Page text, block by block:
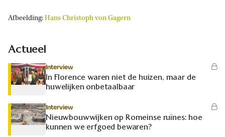
Afbeelding:Hans Christoph von Gagern
Actueel
Interview
In Florence waren niet de huizen, maar de
huwelijken onbetaalbaar
Interview
Nieuwbouwwijken op Romeinse ruïnes: hoe
kunnen we erfgoed bewaren?